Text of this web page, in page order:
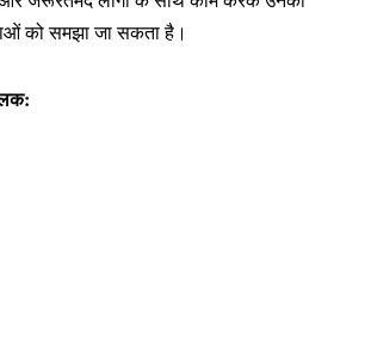
को समझा जा सकता है।